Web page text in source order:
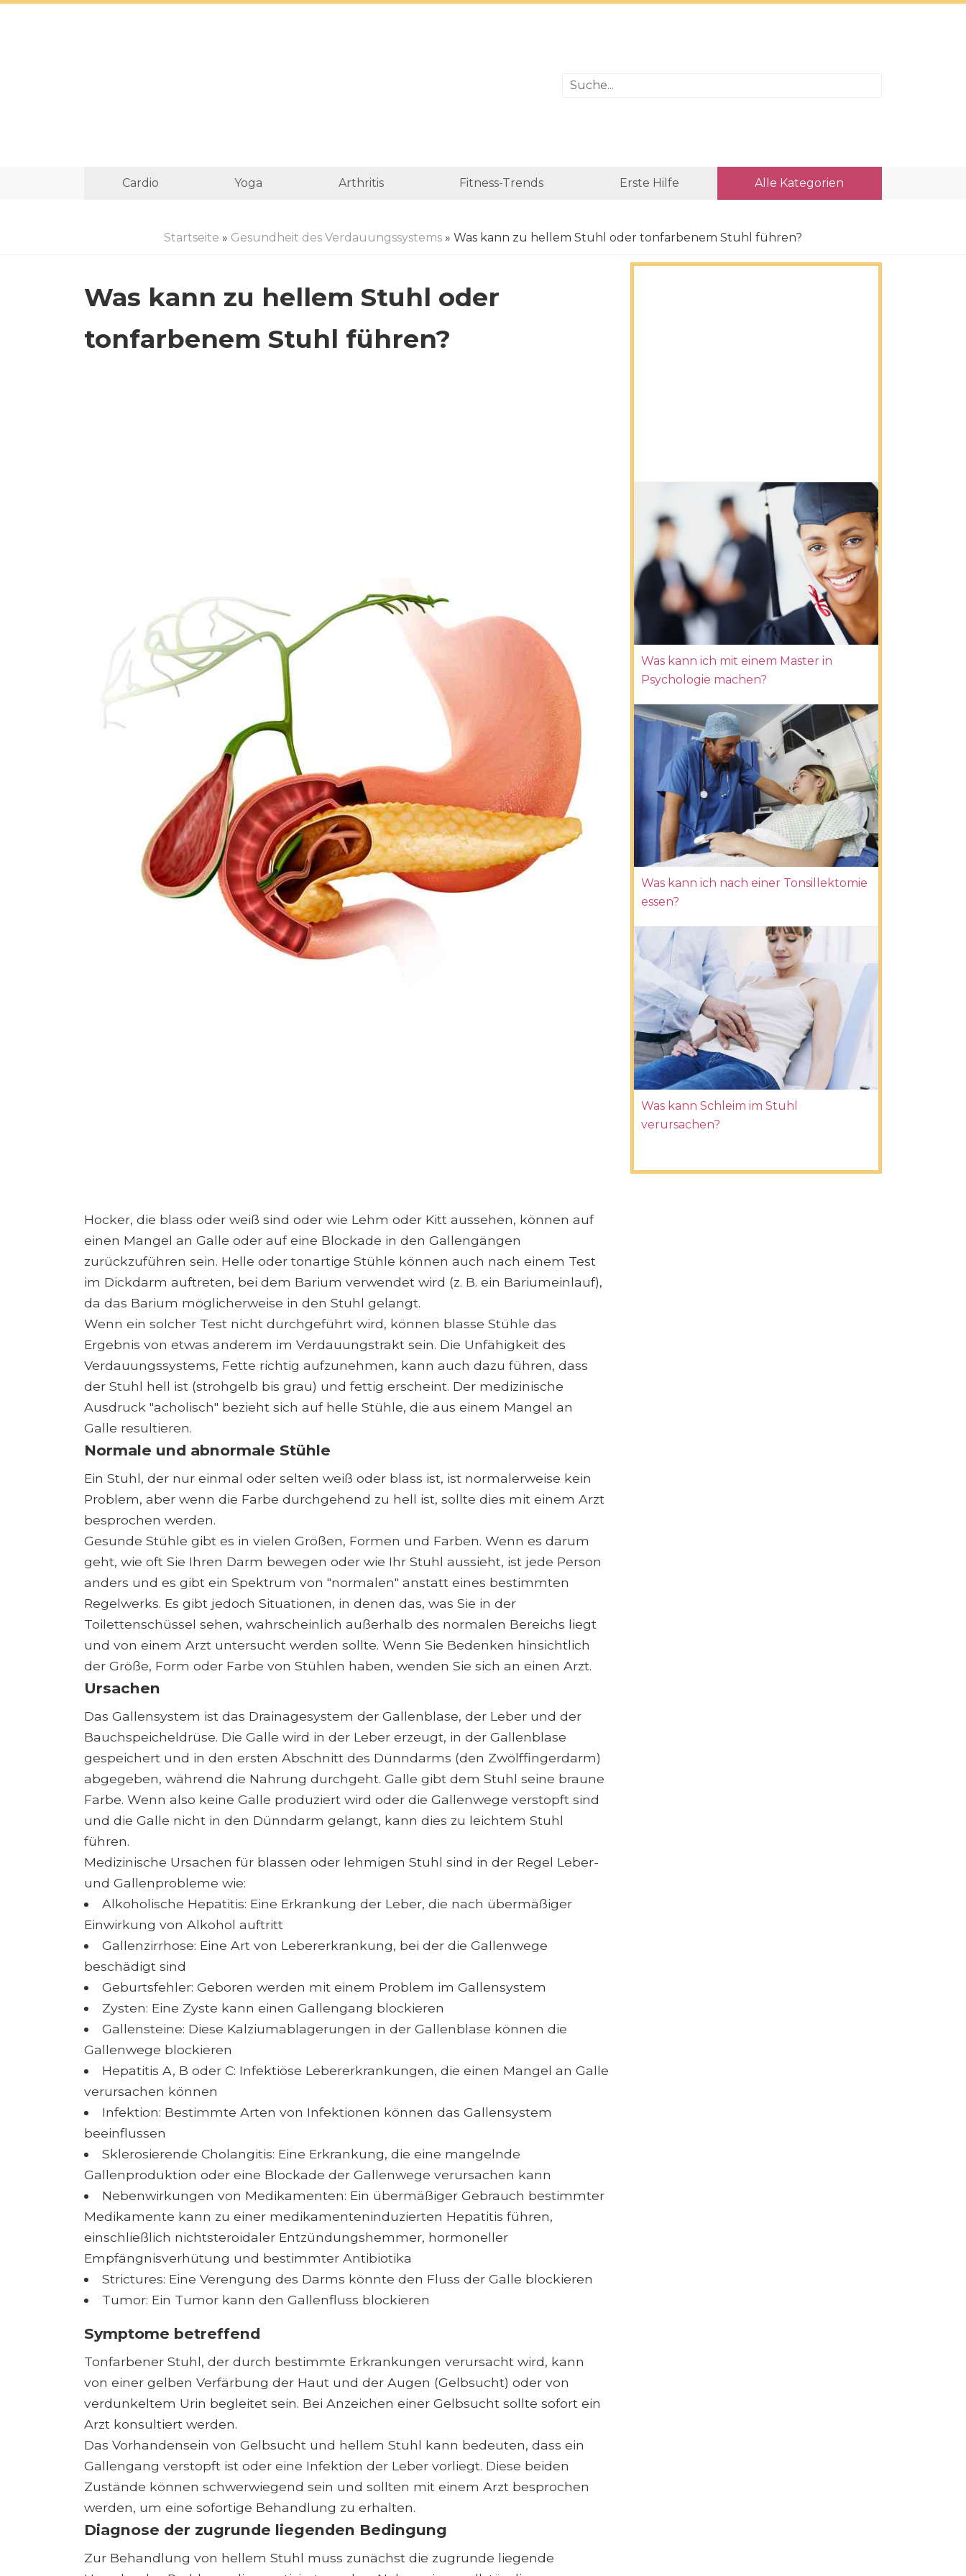
Cardio Yoga Arthritis Fitness-Trends Erste Hilfe Alle Kategorien
Startseite » Gesundheit des Verdauungssystems » Was kann zu hellem Stuhl oder tonfarbenem Stuhl führen?
Was kann zu hellem Stuhl oder
tonfarbenem Stuhl führen?
Hocker, die blass oder weiß sind oder wie Lehm oder Kitt aussehen, können auf
einen Mangel an Galle oder auf eine Blockade in den Gallengängen
zurückzuführen sein. Helle oder tonartige Stühle können auch nach einem Test
im Dickdarm auftreten, bei dem Barium verwendet wird (z. B. ein Bariumeinlauf),
da das Barium möglicherweise in den Stuhl gelangt.
Wenn ein solcher Test nicht durchgeführt wird, können blasse Stühle das
Ergebnis von etwas anderem im Verdauungstrakt sein. Die Unfähigkeit des
Verdauungssystems, Fette richtig aufzunehmen, kann auch dazu führen, dass
der Stuhl hell ist (strohgelb bis grau) und fettig erscheint. Der medizinische
Ausdruck "acholisch" bezieht sich auf helle Stühle, die aus einem Mangel an
Galle resultieren.
Normale und abnormale Stühle
Ein Stuhl, der nur einmal oder selten weiß oder blass ist, ist normalerweise kein
Problem, aber wenn die Farbe durchgehend zu hell ist, sollte dies mit einem Arzt
besprochen werden.
Gesunde Stühle gibt es in vielen Größen, Formen und Farben. Wenn es darum
geht, wie oft Sie Ihren Darm bewegen oder wie Ihr Stuhl aussieht, ist jede Person
anders und es gibt ein Spektrum von "normalen" anstatt eines bestimmten
Regelwerks. Es gibt jedoch Situationen, in denen das, was Sie in der
Toilettenschüssel sehen, wahrscheinlich außerhalb des normalen Bereichs liegt
und von einem Arzt untersucht werden sollte. Wenn Sie Bedenken hinsichtlich
der Größe, Form oder Farbe von Stühlen haben, wenden Sie sich an einen Arzt.
Ursachen
Das Gallensystem ist das Drainagesystem der Gallenblase, der Leber und der
Bauchspeicheldrüse. Die Galle wird in der Leber erzeugt, in der Gallenblase
gespeichert und in den ersten Abschnitt des Dünndarms (den Zwölffingerdarm)
abgegeben, während die Nahrung durchgeht. Galle gibt dem Stuhl seine braune
Farbe. Wenn also keine Galle produziert wird oder die Gallenwege verstopft sind
und die Galle nicht in den Dünndarm gelangt, kann dies zu leichtem Stuhl
führen.
Medizinische Ursachen für blassen oder lehmigen Stuhl sind in der Regel Leber-
und Gallenprobleme wie:
Alkoholische Hepatitis: Eine Erkrankung der Leber, die nach übermäßiger
Einwirkung von Alkohol auftritt
Gallenzirrhose: Eine Art von Lebererkrankung, bei der die Gallenwege
beschädigt sind
Geburtsfehler: Geboren werden mit einem Problem im Gallensystem
Zysten: Eine Zyste kann einen Gallengang blockieren
Gallensteine: Diese Kalziumablagerungen in der Gallenblase können die
Gallenwege blockieren
Hepatitis A, B oder C: Infektiöse Lebererkrankungen, die einen Mangel an Galle
verursachen können
Infektion: Bestimmte Arten von Infektionen können das Gallensystem
beeinflussen
Sklerosierende Cholangitis: Eine Erkrankung, die eine mangelnde
Gallenproduktion oder eine Blockade der Gallenwege verursachen kann
Nebenwirkungen von Medikamenten: Ein übermäßiger Gebrauch bestimmter
Medikamente kann zu einer medikamenteninduzierten Hepatitis führen,
einschließlich nichtsteroidaler Entzündungshemmer, hormoneller
Empfängnisverhütung und bestimmter Antibiotika
Strictures: Eine Verengung des Darms könnte den Fluss der Galle blockieren
Tumor: Ein Tumor kann den Gallenfluss blockieren
Symptome betreffend
Tonfarbener Stuhl, der durch bestimmte Erkrankungen verursacht wird, kann
von einer gelben Verfärbung der Haut und der Augen (Gelbsucht) oder von
verdunkeltem Urin begleitet sein. Bei Anzeichen einer Gelbsucht sollte sofort ein
Arzt konsultiert werden.
Das Vorhandensein von Gelbsucht und hellem Stuhl kann bedeuten, dass ein
Gallengang verstopft ist oder eine Infektion der Leber vorliegt. Diese beiden
Zustände können schwerwiegend sein und sollten mit einem Arzt besprochen
werden, um eine sofortige Behandlung zu erhalten.
Diagnose der zugrunde liegenden Bedingung
Zur Behandlung von hellem Stuhl muss zunächst die zugrunde liegende
Was kann ich mit einem Master in
Psychologie machen?
Was kann ich nach einer Tonsillektomie
essen?
Was kann Schleim im Stuhl
verursachen?